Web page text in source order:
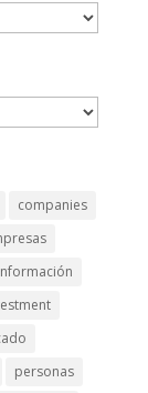
companies
personas